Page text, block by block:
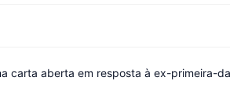
carta aberta em resposta à ex-primeira-